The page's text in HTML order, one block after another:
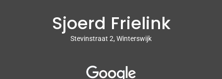
Sjoerd Frielink
Stevinstraat 2, Winterswijk